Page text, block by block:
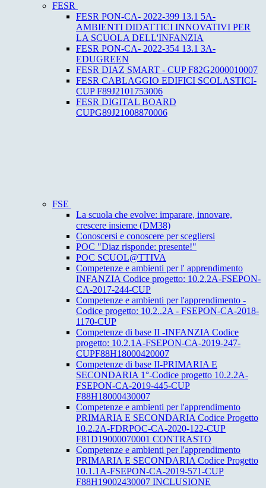
FESR
FESR PON-CA- 2022-399 13.1 5A-
AMBIENTI DIDATTICI INNOVATIVI PER
LA SCUOLA DELL'INFANZIA
FESR PON-CA- 2022-354 13.1 3A-
EDUGREEN
FESR DIAZ SMART - CUP F82G2000010007
FESR CABLAGGIO EDIFICI SCOLASTICI-
CUP F89J2101753006
FESR DIGITAL BOARD
CUPG89J21008870006
FSE
La scuola che evolve: imparare, innovare,
crescere insieme (DM38)
Conoscersi e conoscere per scegliersi
POC "Diaz risponde: presente!"
POC SCUOL@TTIVA
Competenze e ambienti per l' apprendimento
INFANZIA Codice progetto: 10.2.2A-FSEPON-
CA-2017-244-CUP
Competenze e ambienti per l'apprendimento -
Codice progetto: 10.2..2A - FSEPON-CA-2018-
1170-CUP
Competenze di base II -INFANZIA Codice
progetto: 10.2.1A-FSEPON-CA-2019-247-
CUPF88H18000420007
Competenze di base II-PRIMARIA E
SECONDARIA 1°-Codice progetto 10.2.2A-
FSEPON-CA-2019-445-CUP
F88H18000430007
Competenze e ambienti per l'apprendimento
PRIMARIA E SECONDARIA Codice Progetto
10.2.2A-FDRPOC-CA-2020-122-CUP
F81D19000070001 CONTRASTO
Competenze e ambienti per l'apprendimento
PRIMARIA E SECONDARIA Codice Progetto
10.1.1A-FSEPON-CA-2019-571-CUP
F88H19002430007 INCLUSIONE